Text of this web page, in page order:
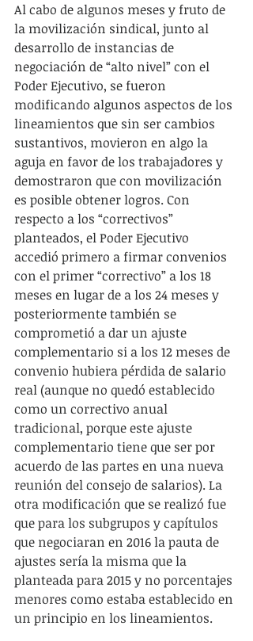
Al cabo de algunos meses y fruto de
la movilización sindical, junto al
desarrollo de instancias de
negociación de “alto nivel” con el
Poder Ejecutivo, se fueron
modificando algunos aspectos de los
lineamientos que sin ser cambios
sustantivos, movieron en algo la
aguja en favor de los trabajadores y
demostraron que con movilización
es posible obtener logros. Con
respecto a los “correctivos”
planteados, el Poder Ejecutivo
accedió primero a firmar convenios
con el primer “correctivo” a los 18
meses en lugar de a los 24 meses y
posteriormente también se
comprometió a dar un ajuste
complementario si a los 12 meses de
convenio hubiera pérdida de salario
real (aunque no quedó establecido
como un correctivo anual
tradicional, porque este ajuste
complementario tiene que ser por
acuerdo de las partes en una nueva
reunión del consejo de salarios). La
otra modificación que se realizó fue
que para los subgrupos y capítulos
que negociaran en 2016 la pauta de
ajustes sería la misma que la
planteada para 2015 y no porcentajes
menores como estaba establecido en
un principio en los lineamientos.